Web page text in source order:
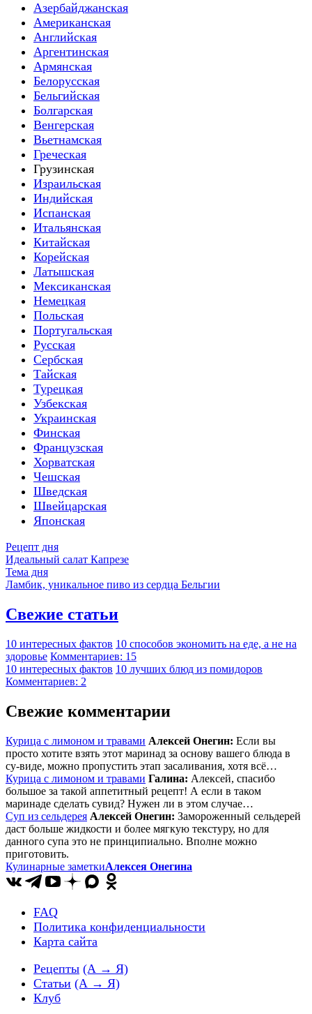
Азербайджанская
Американская
Английская
Аргентинская
Армянская
Белорусская
Бельгийская
Болгарская
Венгерская
Вьетнамская
Греческая
Грузинская
Израильская
Индийская
Испанская
Итальянская
Китайская
Корейская
Латышская
Мексиканская
Немецкая
Польская
Португальская
Русская
Сербская
Тайская
Турецкая
Узбекская
Украинская
Финская
Французская
Хорватская
Чешская
Шведская
Швейцарская
Японская
Рецепт дня
Идеальный салат Капрезе
Тема дня
Ламбик, уникальное пиво из сердца Бельгии
Свежие статьи
10 интересных фактов 10 способов экономить на еде, а не на
здоровье Комментариев: 15
10 интересных фактов 10 лучших блюд из помидоров
Комментариев: 2
Свежие комментарии
Курица с лимоном и травами Алексей Онегин: Если вы
просто хотите взять этот маринад за основу вашего блюда в
су-виде, можно пропустить этап засаливания, хотя всё…
Курица с лимоном и травами Галина: Алексей, спасибо
большое за такой аппетитный рецепт! А если в таком
маринаде сделать сувид? Нужен ли в этом случае…
Суп из сельдерея Алексей Онегин: Замороженный сельдерей
даст больше жидкости и более мягкую текстуру, но для
данного супа это не принципиально. Вполне можно
приготовить.
Кулинарные заметкиАлексея Онегина
FAQ
Политика конфиденциальности
Карта сайта
Рецепты (А → Я)
Статьи (А → Я)
Клуб